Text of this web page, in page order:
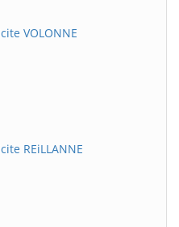
VOLONNE
REiLLANNE